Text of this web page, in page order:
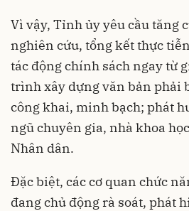
Vì vậy, Tỉnh ủy yêu cầu tăng
nghiên cứu, tổng kết thực
tác động chính sách ngay từ
trình xây dựng văn bản phải
công khai, minh bạch; phát
ngũ chuyên gia, nhà khoa
Nhân dân.
Đặc biệt, các cơ quan chức
đang chủ động rà soát, phát